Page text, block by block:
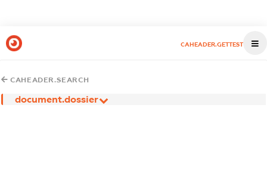
CAHEADER.GETTEST
CAHEADER.SEARCH
document.dossier